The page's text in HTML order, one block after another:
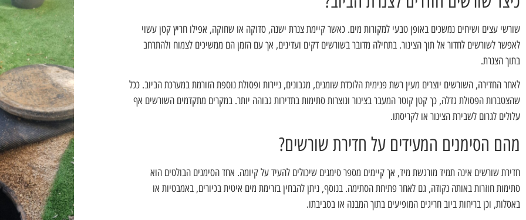
שורשי עצים ושיחים נמשכים באופן טבעי למקורות מים. כאשר קיימת צנרת ישנה, סדוקה או שחוקה, אפילו חריץ קטן עשוי
לאפשר לשורשים לחדור אל תוך הצינור. בתחילה מדובר בשורשים דקים ועדינים, אך עם הזמן הם ממשיכים לצמוח ולהתרחב
בתוך הצנרת.
לאחר החדירה, השורשים יוצרים מעין רשת פנימית הלוכדת שומנים, מגבונים, ניירות ופסולת נוספת הזורמת במערכת הביוב. ככל
שהצטברות הפסולת גדלה, כך קטן קוטר המעבר בצינור ונוצרות סתימות בתדירות גבוהה יותר. במקרים מתקדמים השורשים אף
עלולים לגרום לשבירת הצינור או לקריסתו.
מהם הסימנים המעידים על חדירת שורשים?
חדירת שורשים אינה תמיד מורגשת מיד, אך קיימים מספר סימנים שיכולים להעיד על קיומה. אחד הסימנים הבולטים הוא
סתימות חוזרות באותה נקודה, גם לאחר פתיחת הסתימה. בנוסף, ניתן להבחין בזרימת מים איטית בכיורים, באמבטיות או
באסלות, וכן בריחות ביוב חריגים המופיעים בתוך המבנה או בסביבתו.